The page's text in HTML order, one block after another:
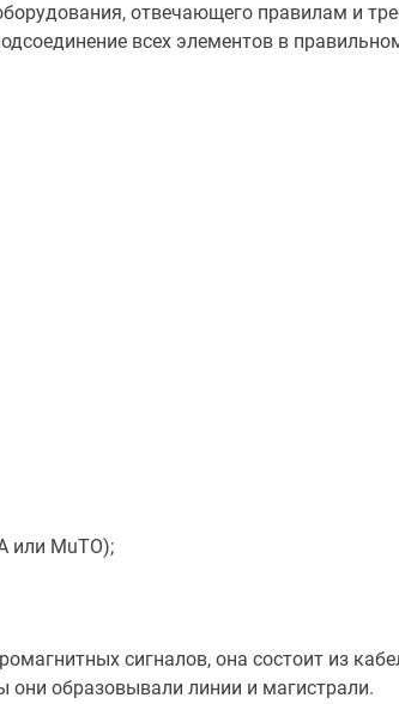
отвечающего правилам и
всех элементов в
или MuTO);
сигналов, она состоит из
образовывали линии и магистрали.